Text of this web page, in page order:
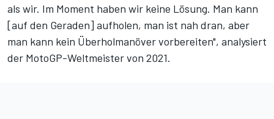
als wir. Im Moment haben wir keine Lösung. Man kann
[auf den Geraden] aufholen, man ist nah dran, aber
man kann kein Überholmanöver vorbereiten", analysiert
der MotoGP-Weltmeister von 2021.